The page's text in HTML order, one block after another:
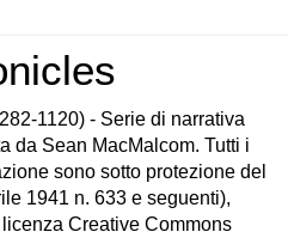
1120) - Serie di narrativa
da Sean MacMalcom. Tutti i
sono sotto protezione del
1941 n. 633 e seguenti),
Creative Commons